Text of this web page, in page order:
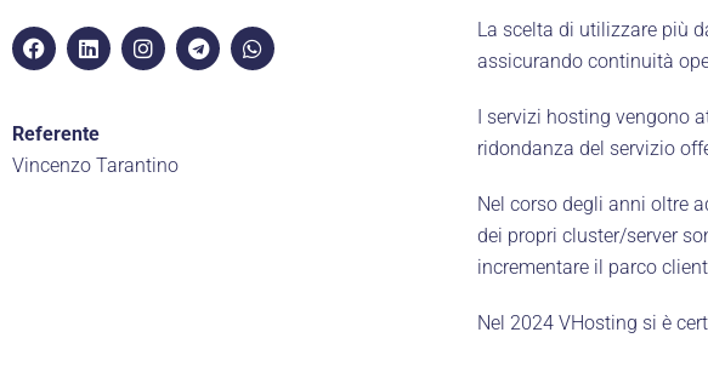
Referente
Vincenzo Tarantino
La scelta di utilizzare più
assicurando continuità
I servizi hosting vengono
ridondanza del servizio
Nel corso degli anni oltre
dei propri cluster/server
incrementare il parco
Nel 2024 VHosting si è
SEGRETERIA
ORGANIZZATIVA
E-mail:
Tel.:+39 3395052263